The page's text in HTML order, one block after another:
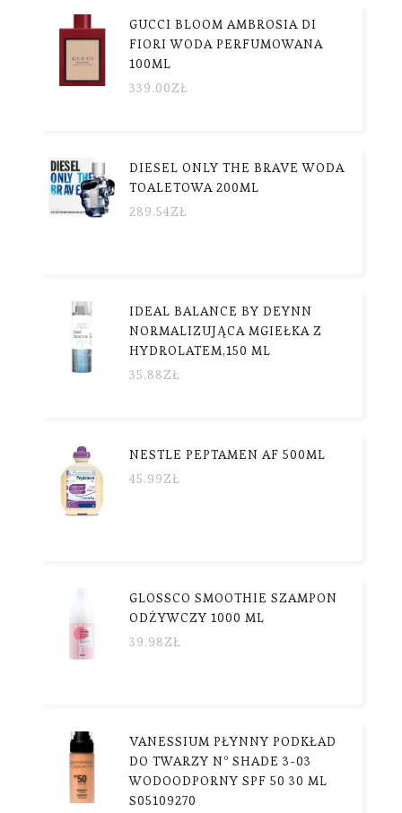
GUCCI BLOOM AMBROSIA DI
FIORI WODA PERFUMOWANA
100ML
339.00ZŁ
DIESEL ONLY THE BRAVE WODA
TOALETOWA 200ML
289.54ZŁ
IDEAL BALANCE BY DEYNN
NORMALIZUJĄCA MGIEŁKA Z
HYDROLATEM,150 ML
35.88ZŁ
NESTLE PEPTAMEN AF 500ML
45.99ZŁ
GLOSSCO SMOOTHIE SZAMPON
ODŻYWCZY 1000 ML
39.98ZŁ
VANESSIUM PŁYNNY PODKŁAD
DO TWARZY Nº SHADE 3-03
WODOODPORNY SPF 50 30 ML
S05109270